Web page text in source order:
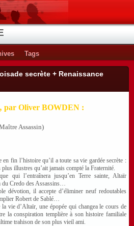
Tags
secrète + Renaissance
par Oliver BOWDEN :
Assassin)
fin l’histoire qu’il a toute sa vie gardée secrète :
illustres qu’ait jamais compté la Fraternité.
qui l’entraînera jusqu’en Terre sainte, Altaïr
du Credo des Assassins…
dévotion, il accepte d’éliminer neuf redoutables
Robert de Sablé…
vie d’Altaïr, une épopée qui changea le cours de
la conspiration templière à son histoire familiale
trahison de son plus vieil ami.